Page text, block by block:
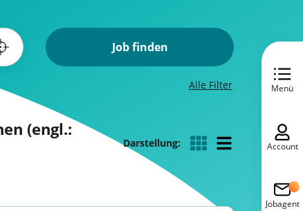
Job finden
Alle Filter
(engl.:
Darstellung:
Menü
Account
Jobagent